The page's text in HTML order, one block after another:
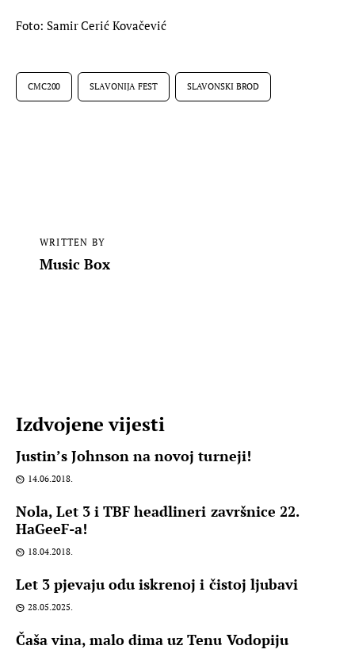
Foto: Samir Cerić Kovačević
CMC200 SLAVONIJA FEST SLAVONSKI BROD
WRITTEN BY
Music Box
Izdvojene vijesti
Justin’s Johnson na novoj turneji!
14.06.2018.
Nola, Let 3 i TBF headlineri završnice 22.
HaGeeF-a!
18.04.2018.
Let 3 pjevaju odu iskrenoj i čistoj ljubavi
28.05.2025.
Čaša vina, malo dima uz Tenu Vodopiju